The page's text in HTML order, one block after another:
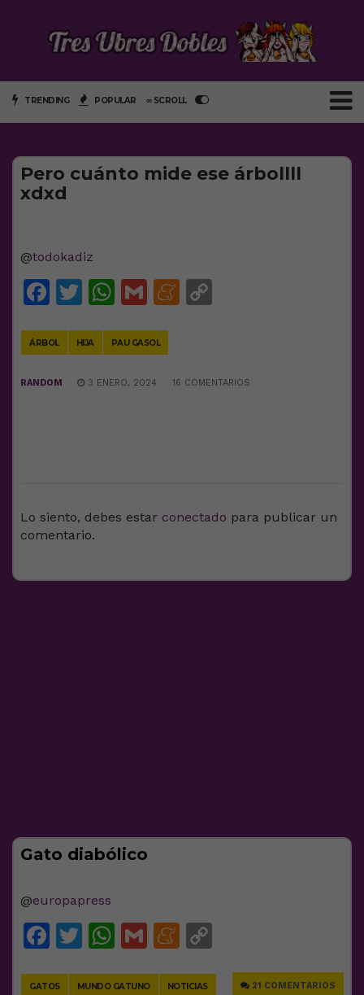
TRENDING POPULAR ∞ SCROLL
Pero cuánto mide ese árbollll
xdxd
@todokadiz
Facebook
Twitter
WhatsApp
GmailMeneame
ÁRBOL HIJA PAU GASOL
RANDOM 3 ENERO, 2024 16 COMENTARIOS
Lo siento, debes estar conectado para publicar un
comentario.
Gato diabólico
@europapress
Facebook
Twitter
WhatsApp
GmailMeneame
GATOS MUNDO GATUNO NOTICIAS 21 COMENTARIOS